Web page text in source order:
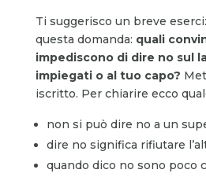
Ti suggerisco un breve
questa domanda: quali
impediscono di dire no sul
impiegati o al tuo capo?
iscritto. Per chiarire ecco
non si può dire no a un
dire no significa rifiutare
quando dico no sono poco